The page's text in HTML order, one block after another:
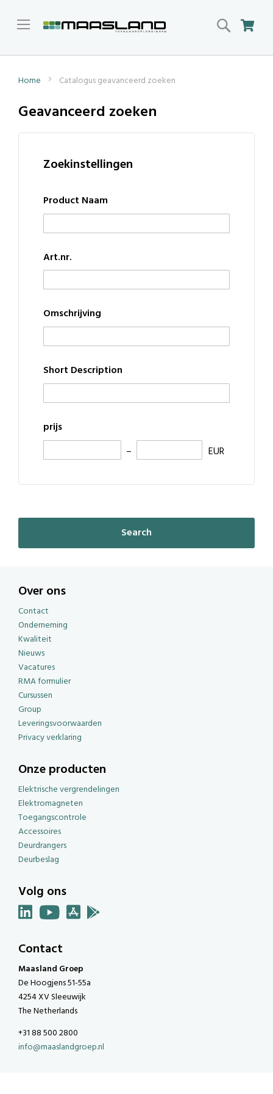
Search
Home Catalogus geavanceerd zoeken
Geavanceerd zoeken
Zoekinstellingen
Product Naam
Art.nr.
Omschrijving
Short Description
prijs
EUR
Search
Over ons
Contact
Onderneming
Kwaliteit
Nieuws
Vacatures
RMA formulier
Cursussen
Group
Leveringsvoorwaarden
Privacy verklaring
Onze producten
Elektrische vergrendelingen
Elektromagneten
Toegangscontrole
Accessoires
Deurdrangers
Deurbeslag
Volg ons
Contact
Maasland Groep
De Hoogjens 51-55a
4254 XV Sleeuwijk
The Netherlands
+31 88 500 2800
info@maaslandgroep.nl